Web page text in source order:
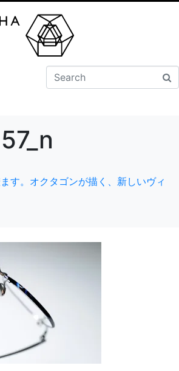
す。オクタゴンが描く、新しいヴィ